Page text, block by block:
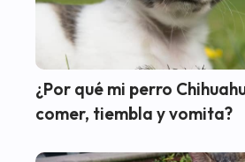
¿Por qué mi perro
comer, tiembla y vomita?